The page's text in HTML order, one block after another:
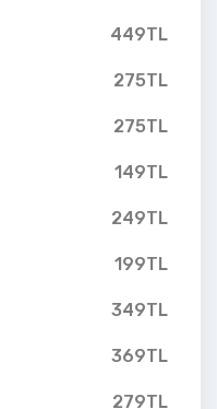
449TL
275TL
275TL
149TL
249TL
199TL
349TL
369TL
279TL